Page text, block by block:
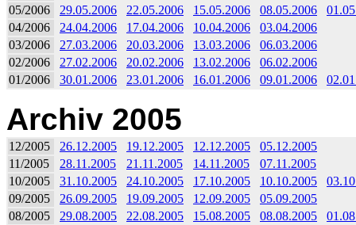
05/2006
29.05.2006 22.05.2006 15.05.2006 08.05.2006
04/2006
24.04.2006 17.04.2006 10.04.2006
03.04.2006
03/2006
27.03.2006 20.03.2006 13.03.2006
06.03.2006
02/2006
27.02.2006 20.02.2006 13.02.2006
06.02.2006
01/2006
30.01.2006 23.01.2006 16.01.2006 09.01.2006
Archiv 2005
12/2005 26.12.2005 19.12.2005 12.12.2005
05.12.2005
11/2005
28.11.2005 21.11.2005 14.11.2005
07.11.2005
10/2005
31.10.2005 24.10.2005 17.10.2005 10.10.2005
09/2005
26.09.2005 19.09.2005 12.09.2005
05.09.2005
08/2005
29.08.2005 22.08.2005 15.08.2005 08.08.2005